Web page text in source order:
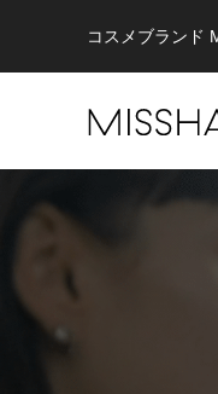
コスメブランド